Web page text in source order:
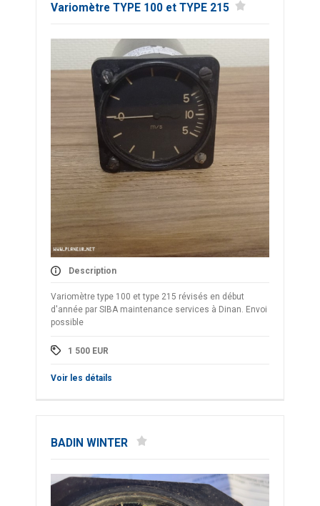
Variomètre TYPE 100 et TYPE 215
Description
Variomètre type 100 et type 215 révisés en début
d'année par SIBA maintenance services à Dinan. Envoi
possible
1 500 EUR
Voir les détails
BADIN WINTER